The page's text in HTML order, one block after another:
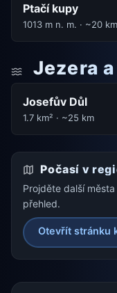
Ptačí kupy
1013 m n. m. · ~20 km
Jezera
Josefův Důl
1.7 km² · ~25 km
Počasí v
Projděte další
přehled.
Otevřít stránku